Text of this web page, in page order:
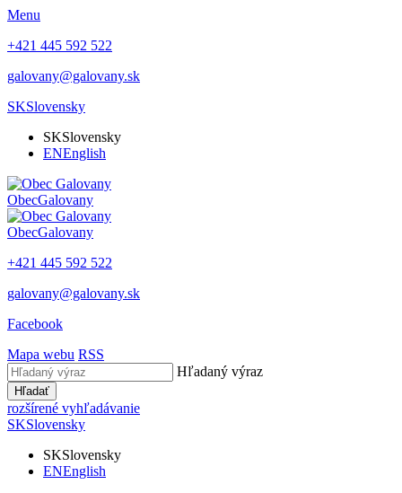
Menu
+421 445 592 522
galovany@galovany.sk
SKSlovensky
SKSlovensky
ENEnglish
ObecGalovany
ObecGalovany
+421 445 592 522
galovany@galovany.sk
Facebook
Mapa webu RSS
Hľadaný výraz
Hľadať
rozšírené vyhľadávanie
SKSlovensky
SKSlovensky
ENEnglish